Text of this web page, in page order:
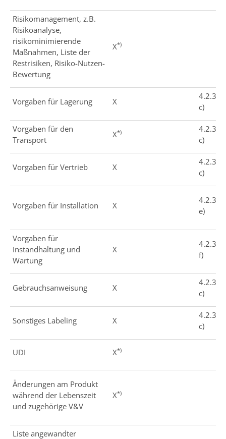
Risikomanagement, z.B.
Risikoanalyse,
risikominimierende
Maßnahmen, Liste der
Restrisiken, Risiko-Nutzen-
Bewertung
X*)
Vorgaben für Lagerung X
4.2.3
c)
Vorgaben für den
Transport
X*)
4.2.3
c)
Vorgaben für Vertrieb X
4.2.3
c)
Vorgaben für Installation X
4.2.3
e)
Vorgaben für
Instandhaltung und
Wartung
X
4.2.3
f)
Gebrauchsanweisung X
4.2.3
c)
Sonstiges Labeling X
4.2.3
c)
UDI X*)
Änderungen am Produkt
während der Lebenszeit
und zugehörige V&V
X*)
Liste angewandter